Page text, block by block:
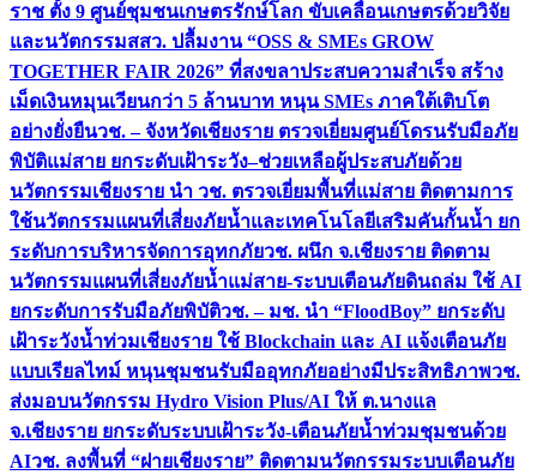
ราช ตั้ง 9 ศูนย์ชุมชนเกษตรรักษ์โลก ขับเคลื่อนเกษตรด้วยวิจัย
และนวัตกรรมสสว. ปลื้มงาน “OSS & SMEs GROW
TOGETHER FAIR 2026” ที่สงขลาประสบความสำเร็จ สร้าง
เม็ดเงินหมุนเวียนกว่า 5 ล้านบาท หนุน SMEs ภาคใต้เติบโต
อย่างยั่งยืนวช. – จังหวัดเชียงราย ตรวจเยี่ยมศูนย์โดรนรับมือภัย
พิบัติแม่สาย ยกระดับเฝ้าระวัง–ช่วยเหลือผู้ประสบภัยด้วย
นวัตกรรมเชียงราย นำ วช. ตรวจเยี่ยมพื้นที่แม่สาย ติดตามการ
ใช้นวัตกรรมแผนที่เสี่ยงภัยน้ำและเทคโนโลยีเสริมคันกั้นน้ำ ยก
ระดับการบริหารจัดการอุทกภัยวช. ผนึก จ.เชียงราย ติดตาม
นวัตกรรมแผนที่เสี่ยงภัยน้ำแม่สาย-ระบบเตือนภัยดินถล่ม ใช้ AI
ยกระดับการรับมือภัยพิบัติวช. – มช. นำ “FloodBoy” ยกระดับ
เฝ้าระวังน้ำท่วมเชียงราย ใช้ Blockchain และ AI แจ้งเตือนภัย
แบบเรียลไทม์ หนุนชุมชนรับมืออุทกภัยอย่างมีประสิทธิภาพวช.
ส่งมอบนวัตกรรม Hydro Vision Plus/AI ให้ ต.นางแล
จ.เชียงราย ยกระดับระบบเฝ้าระวัง-เตือนภัยน้ำท่วมชุมชนด้วย
AIวช. ลงพื้นที่ “ฝายเชียงราย” ติดตามนวัตกรรมระบบเตือนภัย